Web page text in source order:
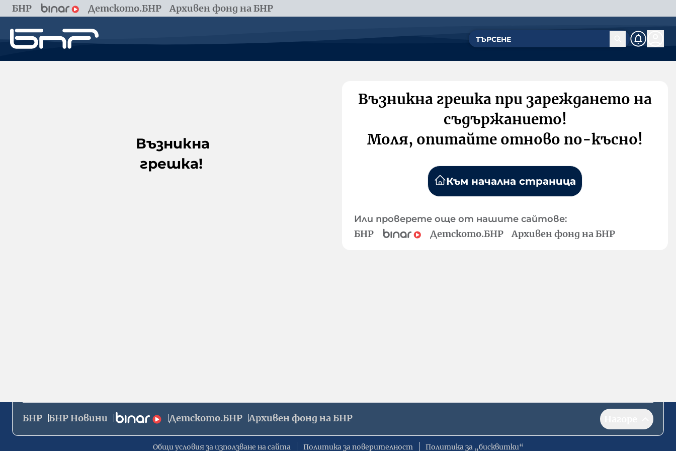
БНР Детското.БНР Архивен фонд на БНР
Възникна
грешка!
Възникна грешка при зареждането на
съдържанието!
Моля, опитайте отново по-късно!
Към начална страница
Или проверете още от нашите сайтове:
БНР Детското.БНР Архивен фонд на БНР
БНР БНР Новини Детското.БНР Архивен фонд на БНР
Общи условия за използване на сайта Политика за поверителност Политика за „бисквитки“